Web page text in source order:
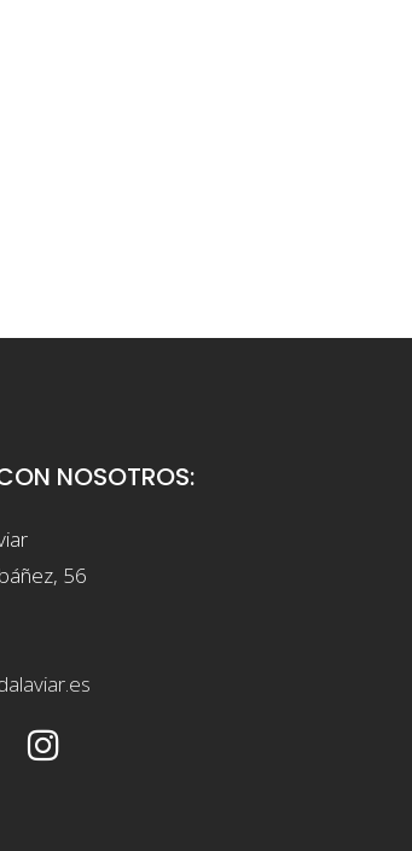
NOSOTROS:
56